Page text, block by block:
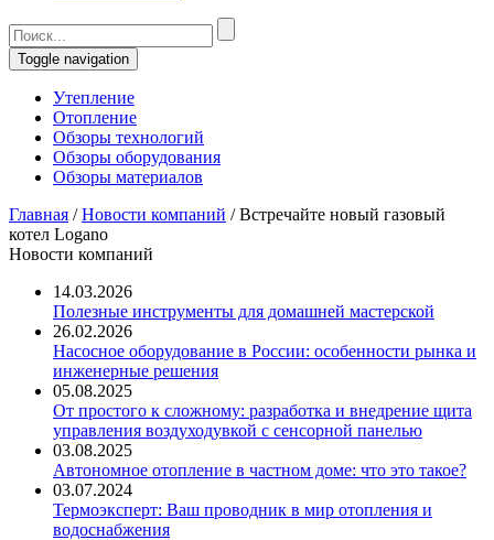
Toggle navigation
Утепление
Отопление
Обзоры технологий
Обзоры оборудования
Обзоры материалов
Главная /Новости компаний /Встречайте новый газовый
котел Logano
Новости компаний
14.03.2026
Полезные инструменты для домашней мастерской
26.02.2026
Насосное оборудование в России: особенности рынка и
инженерные решения
05.08.2025
От простого к сложному: разработка и внедрение щита
управления воздуходувкой с сенсорной панелью
03.08.2025
Автономное отопление в частном доме: что это такое?
03.07.2024
Термоэксперт: Ваш проводник в мир отопления и
водоснабжения